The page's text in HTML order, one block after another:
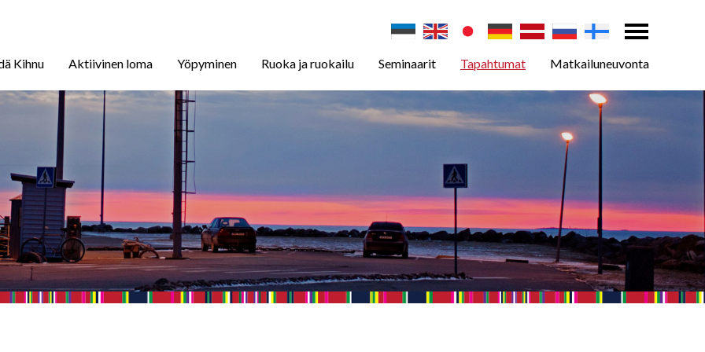
Kihnu Aktiivinen loma Yöpyminen Ruoka ja ruokailu Seminaarit Tapahtumat Matkailuneuvonta